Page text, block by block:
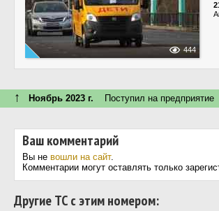
444
↑ Ноябрь 2023 г. Поступил на предприятие
Ваш комментарий
Вы не вошли на сайт.
Комментарии могут оставлять только
Другие ТС с этим номером: